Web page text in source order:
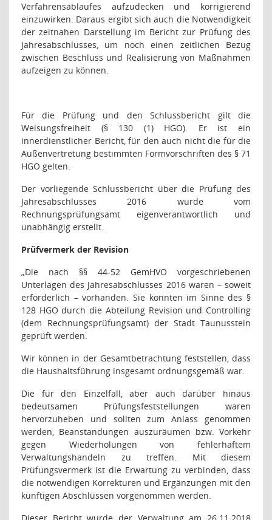
Verfahrensablaufes aufzudecken und korrigierend
einzuwirken. Daraus ergibt sich auch die Notwendigkeit
der zeitnahen Darstellung im Bericht zur Prüfung des
Jahresabschlusses, um noch einen zeitlichen Bezug
zwischen Beschluss und Realisierung von Maßnahmen
aufzeigen zu können.
Für die Prüfung und den Schlussbericht gilt die
Weisungsfreiheit (§ 130 (1) HGO). Er ist ein
innerdienstlicher Bericht, für den auch nicht die für die
Außenvertretung bestimmten Formvorschriften des § 71
HGO gelten.
Der vorliegende Schlussbericht über die Prüfung des
Jahresabschlusses 2016 wurde vom
Rechnungsprüfungsamt eigenverantwortlich und
unabhängig erstellt.
Prüfvermerk der Revision
„Die nach §§ 44-52 GemHVO vorgeschriebenen
Unterlagen des Jahresabschlusses 2016 waren – soweit
erforderlich – vorhanden. Sie konnten im Sinne des §
128 HGO durch die Abteilung Revision und Controlling
(dem Rechnungsprüfungsamt) der Stadt Taunusstein
geprüft werden.
Wir können in der Gesamtbetrachtung feststellen, dass
die Haushaltsführung insgesamt ordnungsgemäß war.
Die für den Einzelfall, aber auch darüber hinaus
bedeutsamen Prüfungsfeststellungen waren
hervorzuheben und sollten zum Anlass genommen
werden, Beanstandungen auszuräumen bzw. Vorkehr
gegen Wiederholungen von fehlerhaftem
Verwaltungshandeln zu treffen. Mit diesem
Prüfungsvermerk ist die Erwartung zu verbinden, dass
die notwendigen Korrekturen und Ergänzungen mit den
künftigen Abschlüssen vorgenommen werden.